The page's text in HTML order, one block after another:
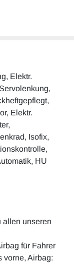
Elektr.
Elektr.
Isofix,
HU
allen unseren
für Fahrer
vorne, Airbag: